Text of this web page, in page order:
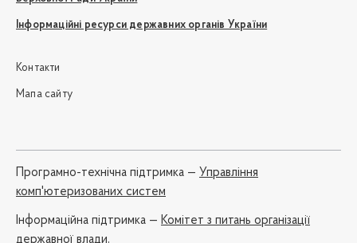
Інформаційні ресурси державних органів України
Контакти
Мапа сайту
Програмно-технічна підтримка — Управління
комп'ютеризованих систем
Iнформаційна підтримка — Комітет з питань організації
державної влади,